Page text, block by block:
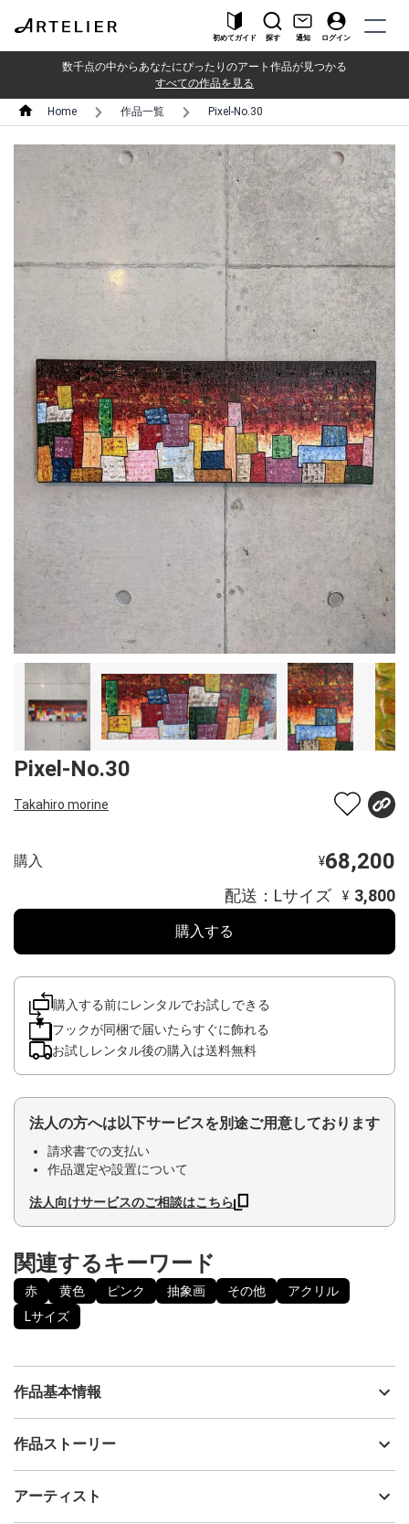
初めてガイド 探す 通知 ログイン
数千点の中からあなたにぴったりのアート作品が見つかる
すべての作品を見る
Home 作品一覧 Pixel-No.30
Pixel-No.30
Takahiro morine
購入 ¥68,200
配送：Lサイズ ¥ 3,800
購入する
購入する前にレンタルでお試しできる
フックが同梱で届いたらすぐに飾れる
お試しレンタル後の購入は送料無料
法人の方へは以下サービスを別途ご用意しております
請求書での支払い
作品選定や設置について
法人向けサービスのご相談はこちら
関連するキーワード
赤 黄色 ピンク 抽象画 その他
アクリル
Lサイズ
作品基本情報
出品者
制作年
作品ストーリー
状に描かれた文様は自然界の樹皮、大理石、ツイード生地等に例
アーティスト